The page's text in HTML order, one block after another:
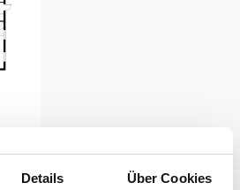
Details Über Cookies